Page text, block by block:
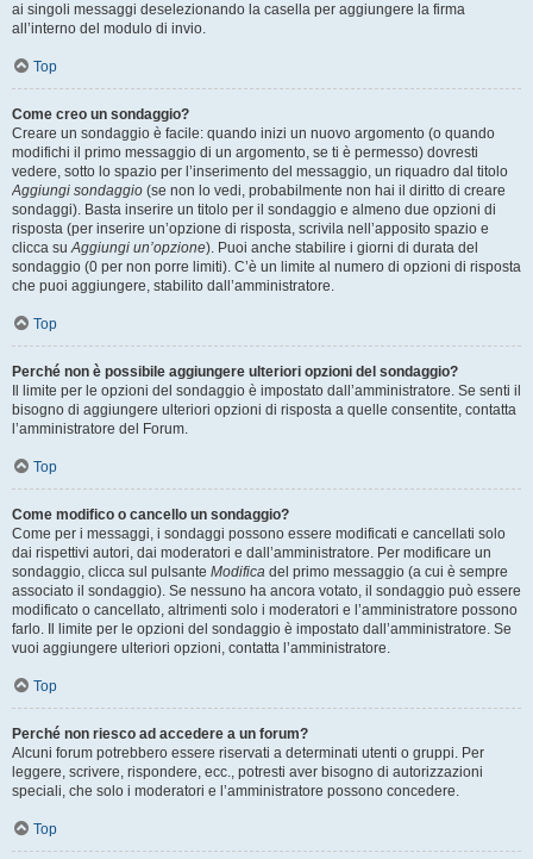
ai singoli messaggi deselezionando la casella per aggiungere la firma
all’interno del modulo di invio.
Top
Come creo un sondaggio?
Creare un sondaggio è facile: quando inizi un nuovo argomento (o quando
modifichi il primo messaggio di un argomento, se ti è permesso) dovresti
vedere, sotto lo spazio per l’inserimento del messaggio, un riquadro dal titolo
Aggiungi sondaggio (se non lo vedi, probabilmente non hai il diritto di creare
sondaggi). Basta inserire un titolo per il sondaggio e almeno due opzioni di
risposta (per inserire un’opzione di risposta, scrivila nell’apposito spazio e
clicca suAggiungi un’opzione). Puoi anche stabilire i giorni di durata del
sondaggio (0 per non porre limiti). C’è un limite al numero di opzioni di risposta
che puoi aggiungere, stabilito dall’amministratore.
Top
Perché non è possibile aggiungere ulteriori opzioni del sondaggio?
Il limite per le opzioni del sondaggio è impostato dall’amministratore. Se senti il
bisogno di aggiungere ulteriori opzioni di risposta a quelle consentite, contatta
l’amministratore del Forum.
Top
Come modifico o cancello un sondaggio?
Come per i messaggi, i sondaggi possono essere modificati e cancellati solo
dai rispettivi autori, dai moderatori e dall’amministratore. Per modificare un
sondaggio, clicca sul pulsante Modifica del primo messaggio (a cui è sempre
associato il sondaggio). Se nessuno ha ancora votato, il sondaggio può essere
modificato o cancellato, altrimenti solo i moderatori e l’amministratore possono
farlo. Il limite per le opzioni del sondaggio è impostato dall’amministratore. Se
vuoi aggiungere ulteriori opzioni, contatta l’amministratore.
Top
Perché non riesco ad accedere a un forum?
Alcuni forum potrebbero essere riservati a determinati utenti o gruppi. Per
leggere, scrivere, rispondere, ecc., potresti aver bisogno di autorizzazioni
speciali, che solo i moderatori e l’amministratore possono concedere.
Top